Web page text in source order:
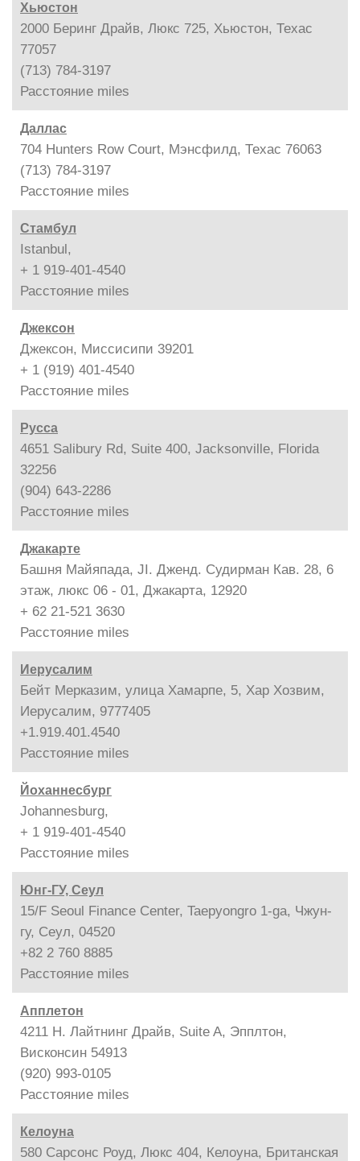
Хьюстон
2000 Беринг Драйв, Люкс 725, Хьюстон, Техас
77057
(713) 784-3197
Расстояние miles
Даллас
704 Hunters Row Court, Мэнсфилд, Техас 76063
(713) 784-3197
Расстояние miles
Стамбул
Istanbul,
+ 1 919-401-4540
Расстояние miles
Джексон
Джексон, Миссисипи 39201
+ 1 (919) 401-4540
Расстояние miles
Русса
4651 Salibury Rd, Suite 400, Jacksonville, Florida
32256
(904) 643-2286
Расстояние miles
Джакарте
Башня Майяпада, JI. Дженд. Судирман Кав. 28, 6
этаж, люкс 06 - 01, Джакарта, 12920
+ 62 21-521 3630
Расстояние miles
Иерусалим
Бейт Мерказим, улица Хамарпе, 5, Хар Хозвим,
Иерусалим, 9777405
+1.919.401.4540
Расстояние miles
Йоханнесбург
Johannesburg,
+ 1 919-401-4540
Расстояние miles
Юнг-ГУ, Сеул
15/F Seoul Finance Center, Taepyongro 1-ga, Чжун-
гу, Сеул, 04520
+82 2 760 8885
Расстояние miles
Апплетон
4211 Н. Лайтнинг Драйв, Suite A, Эпплтон,
Висконсин 54913
(920) 993-0105
Расстояние miles
Келоуна
580 Сарсонс Роуд, Люкс 404, Келоуна, Британская